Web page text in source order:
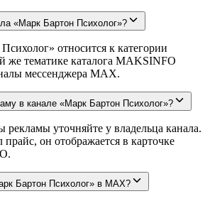
«Марк Бартон Психолог»?
относится к категории
же тематике каталога MAKSINFO
мессенджера MAX.
в канале «Марк Бартон Психолог»?
уточняйте у владельца канала.
прайс, он отображается в карточке
Бартон Психолог» в MAX?